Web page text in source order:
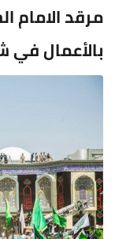
مرقد الامام
بالأعمال في